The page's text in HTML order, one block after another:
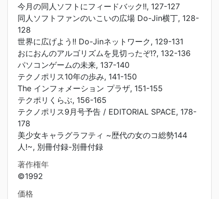
今月の同人ソフトにフィードバック!!, 127-127
同人ソフトファンのいこいの広場 Do-Jin横丁, 128-
128
世界に広げよう!! Do-Jinネットワーク, 129-131
おにおんのアルゴリズムを見切ったぞ!?, 132-136
パソコンゲームの未来, 137-140
テクノポリス10年の歩み, 141-150
The インフォメーション プラザ, 151-155
テクポリくらぶ, 156-165
テクノポリス9月号予告 / EDITORIAL SPACE, 178-
178
美少女キャラグラフティ ~歴代の女のコ総勢144
人!~, 別冊付録-別冊付録
著作権年
©1992
価格